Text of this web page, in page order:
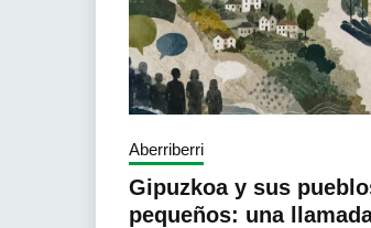
Aberriberri
Gipuzkoa y sus
pequeños: una